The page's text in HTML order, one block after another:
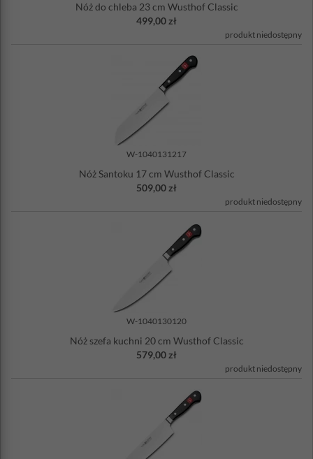
Nóż do chleba 23 cm Wusthof Classic
499,00 zł
produkt niedostępny
W-1040131217
Nóż Santoku 17 cm Wusthof Classic
509,00 zł
produkt niedostępny
W-1040130120
Nóż szefa kuchni 20 cm Wusthof Classic
579,00 zł
produkt niedostępny